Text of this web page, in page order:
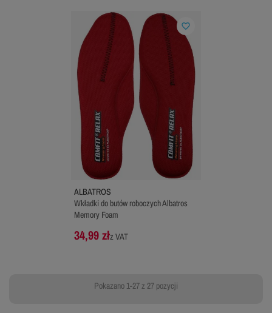
ALBATROS
Wkładki do butów roboczych Albatros
Memory Foam
34,99 złz VAT
favorite_border
Pokazano 1-27 z 27 pozycji